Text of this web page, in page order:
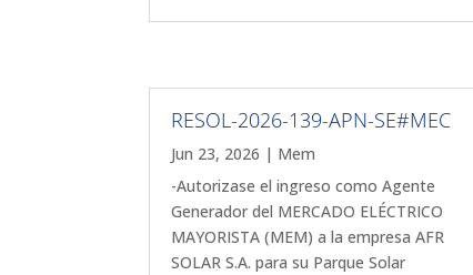
RESOL-2026-139-APN-SE#MEC
Jun 23, 2026 | Mem
-Autorizase el ingreso como Agente
Generador del MERCADO ELÉCTRICO
MAYORISTA (MEM) a la empresa AFR
SOLAR S.A. para su Parque Solar